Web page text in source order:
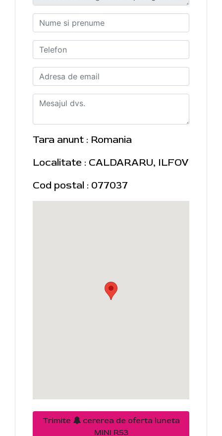
Tara anunt : Romania
Localitate : CALDARARU, ILFOV
Cod postal : 077037
Trimite
cererea de oferta luneta
MINI R53